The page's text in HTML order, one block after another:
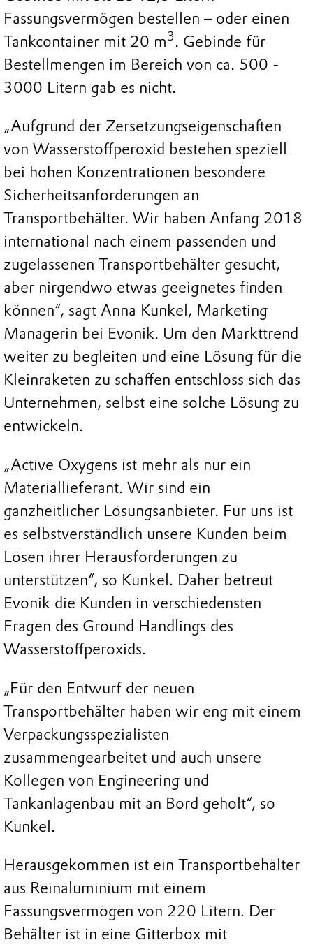
Fassungsvermögen bestellen – oder einen
Tankcontainer mit 20 m3. Gebinde für
Bestellmengen im Bereich von ca. 500 -
3000 Litern gab es nicht.
„Aufgrund der Zersetzungseigenschaften
von Wasserstoffperoxid bestehen speziell
bei hohen Konzentrationen besondere
Sicherheitsanforderungen an
Transportbehälter. Wir haben Anfang 2018
international nach einem passenden und
zugelassenen Transportbehälter gesucht,
aber nirgendwo etwas geeignetes finden
können“, sagt Anna Kunkel, Marketing
Managerin bei Evonik. Um den Markttrend
weiter zu begleiten und eine Lösung für die
Kleinraketen zu schaffen entschloss sich das
Unternehmen, selbst eine solche Lösung zu
entwickeln.
„Active Oxygens ist mehr als nur ein
Materiallieferant. Wir sind ein
ganzheitlicher Lösungsanbieter. Für uns ist
es selbstverständlich unsere Kunden beim
Lösen ihrer Herausforderungen zu
unterstützen“, so Kunkel. Daher betreut
Evonik die Kunden in verschiedensten
Fragen des Ground Handlings des
Wasserstoffperoxids.
„Für den Entwurf der neuen
Transportbehälter haben wir eng mit einem
Verpackungsspezialisten
zusammengearbeitet und auch unsere
Kollegen von Engineering und
Tankanlagenbau mit an Bord geholt“, so
Kunkel.
Herausgekommen ist ein Transportbehälter
aus Reinaluminium mit einem
Fassungsvermögen von 220 Litern. Der
Behälter ist in eine Gitterbox mit